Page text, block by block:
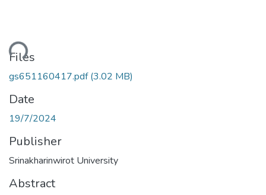
Files
gs651160417.pdf(3.02 MB)
Date
19/7/2024
Publisher
Srinakharinwirot University
Abstract